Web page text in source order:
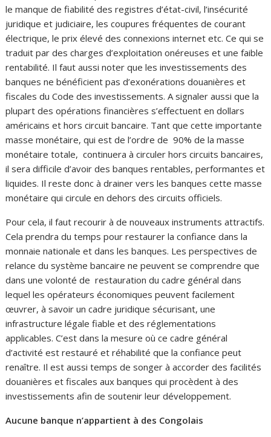
le manque de fiabilité des registres d’état-civil, l’insécurité
juridique et judiciaire, les coupures fréquentes de courant
électrique, le prix élevé des connexions internet etc. Ce qui se
traduit par des charges d’exploitation onéreuses et une faible
rentabilité. Il faut aussi noter que les investissements des
banques ne bénéficient pas d’exonérations douanières et
fiscales du Code des investissements. A signaler aussi que la
plupart des opérations financières s’effectuent en dollars
américains et hors circuit bancaire. Tant que cette importante
masse monétaire, qui est de l’ordre de 90% de la masse
monétaire totale, continuera à circuler hors circuits bancaires,
il sera difficile d’avoir des banques rentables, performantes et
liquides. Il reste donc à drainer vers les banques cette masse
monétaire qui circule en dehors des circuits officiels.
Pour cela, il faut recourir à de nouveaux instruments attractifs.
Cela prendra du temps pour restaurer la confiance dans la
monnaie nationale et dans les banques. Les perspectives de
relance du système bancaire ne peuvent se comprendre que
dans une volonté de restauration du cadre général dans
lequel les opérateurs économiques peuvent facilement
œuvrer, à savoir un cadre juridique sécurisant, une
infrastructure légale fiable et des réglementations
applicables. C’est dans la mesure où ce cadre général
d’activité est restauré et réhabilité que la confiance peut
renaître. Il est aussi temps de songer à accorder des facilités
douanières et fiscales aux banques qui procèdent à des
investissements afin de soutenir leur développement.
Aucune banque n’appartient à des Congolais